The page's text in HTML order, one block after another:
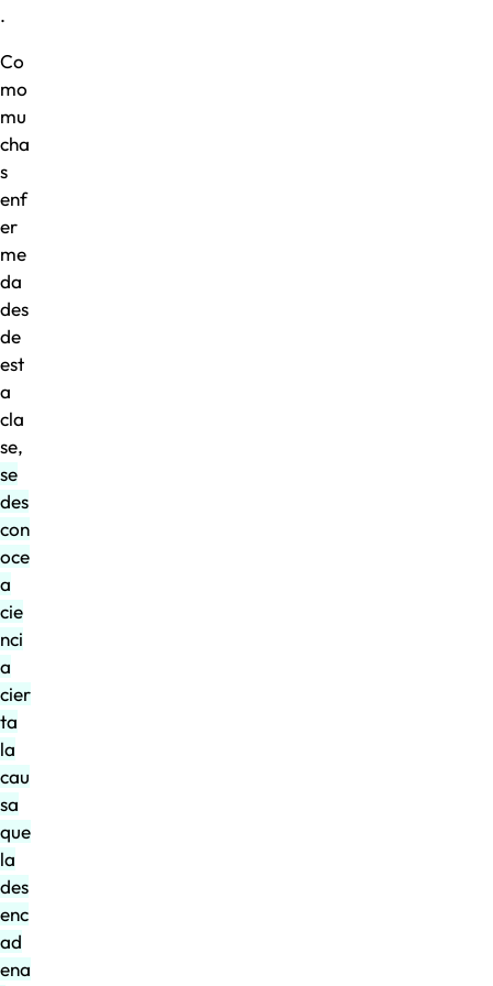
.
Co
mo
mu
cha
s
enf
er
me
da
des
de
est
a
cla
se,
se
des
con
oce
a
cie
nci
a
cier
ta
la
cau
sa
que
la
des
enc
ad
ena